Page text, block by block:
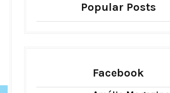
Popular Posts
Facebook